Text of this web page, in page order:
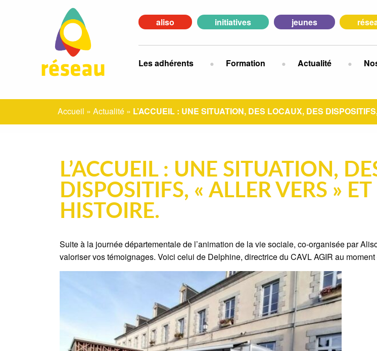
aliso initiatives jeunes
Les adhérents Formation Actualité
Accueil »Actualité » L’ACCUEIL : UNE SITUATION, DES LOCAUX, DES
L’ACCUEIL : UNE SITUATION,
DISPOSITIFS, « ALLER VERS »
HISTOIRE.
Suite à la journée départementale de l’animation de la vie sociale, co-organisée par
valoriser vos témoignages. Voici celui de Delphine, directrice du CAVL AGIR au